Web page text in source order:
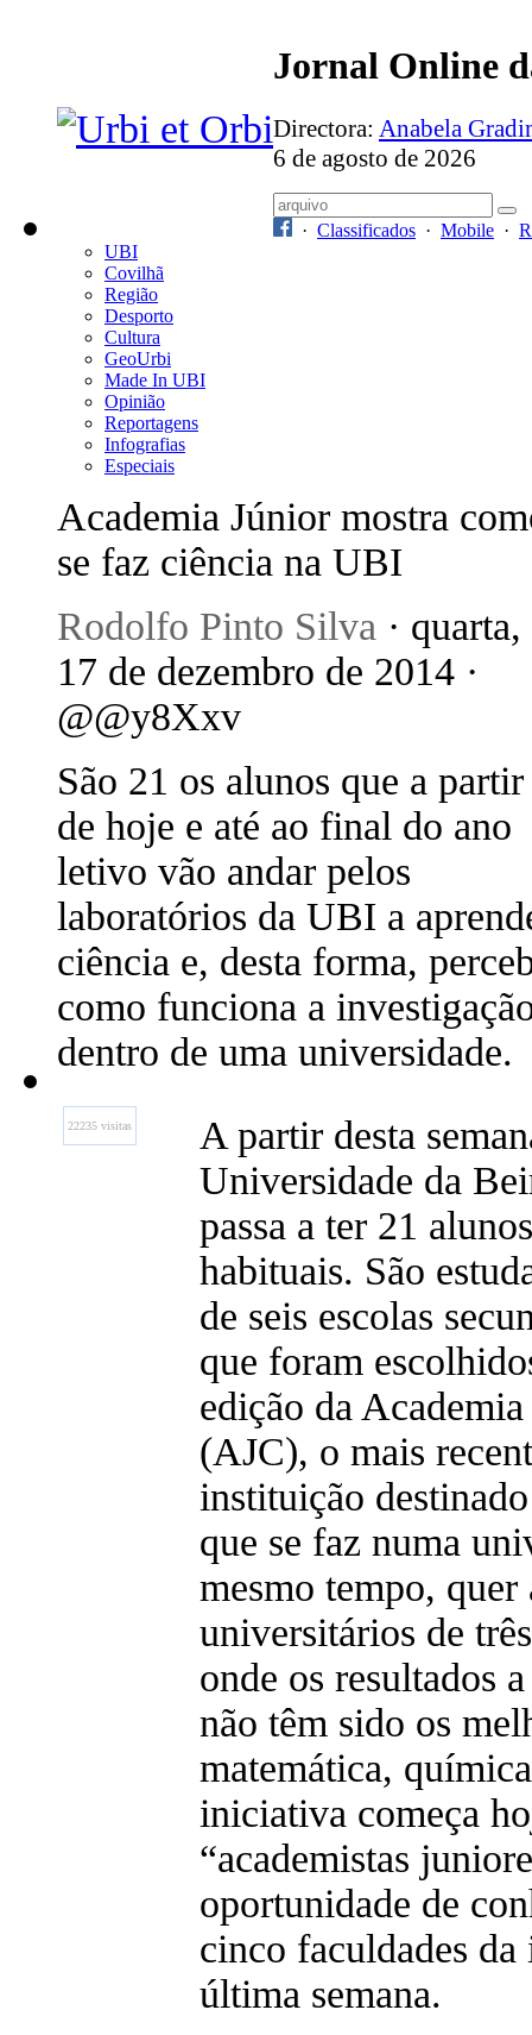
Jornal Online
Directora: Anabela
6 de agosto de 2026
· Classificados · Mobile ·
UBI
Covilhã
Região
Desporto
Cultura
GeoUrbi
Made In UBI
Opinião
Reportagens
Infografias
Especiais
Academia Júnior mostra
se faz ciência na UBI
Rodolfo Pinto Silva · quarta,
17 de dezembro de 2014 ·
@@y8Xxv
São 21 os alunos que a partir
de hoje e até ao final do ano
letivo vão andar pelos
laboratórios da UBI a
ciência e, desta forma,
como funciona a
dentro de uma universidade.
22235 visitas
A partir desta
Universidade da
passa a ter 21
habituais. São
de seis escolas
que foram
edição da
(AJC), o mais
instituição
que se faz numa
mesmo tempo,
universitários de
onde os resultados
não têm sido os
matemática,
iniciativa começa
“academistas
oportunidade de
cinco faculdades
última semana.